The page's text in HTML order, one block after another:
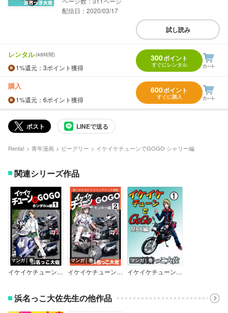
配信日：2020/03/17
試し読み
レンタル(48時間)
1%還元 ：3ポイント獲得
300ポイント
すぐにレンタル
購入
1%還元 ：6ポイント獲得
600ポイント
すぐに購入
ポスト LINEで送る
Renta! 青年漫画 ビーグリー イケイケチューンでGOGO シャリー編
関連シリーズ作品
マンガ｜巻
イケイケチューンでGOGO Dio編
マンガ｜巻
イケイケチューンでGOGO モンキー編
マンガ｜巻
イケイケチューンでGOGO MBX編
浜名っこ大佐先生の他作品